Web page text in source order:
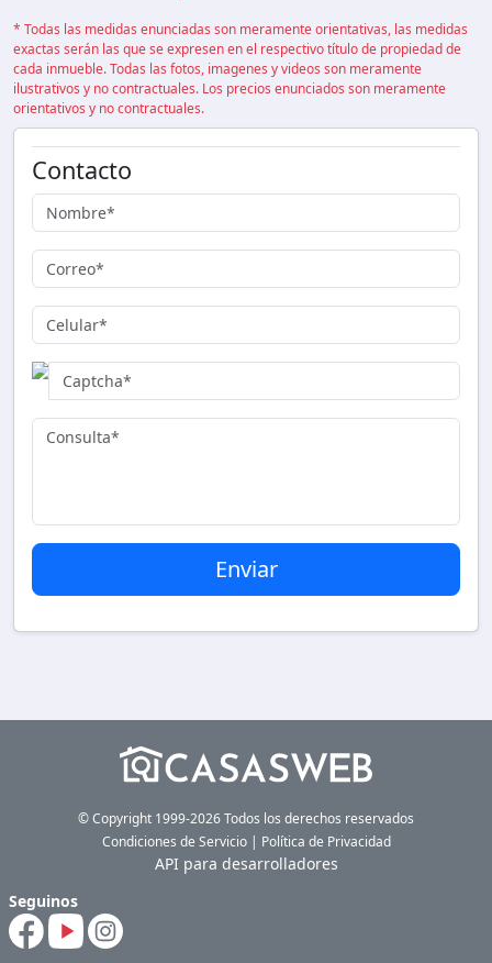
* Todas las medidas enunciadas son meramente orientativas, las medidas
exactas serán las que se expresen en el respectivo título de propiedad de
cada inmueble. Todas las fotos, imagenes y videos son meramente
ilustrativos y no contractuales. Los precios enunciados son meramente
orientativos y no contractuales.
Contacto
Seguinos
© Copyright 1999-2026 Todos los derechos reservados
Condiciones de Servicio| Política de Privacidad
API para desarrolladores